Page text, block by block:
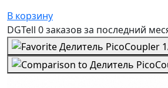
В корзину
DGTell 0 заказовза последний